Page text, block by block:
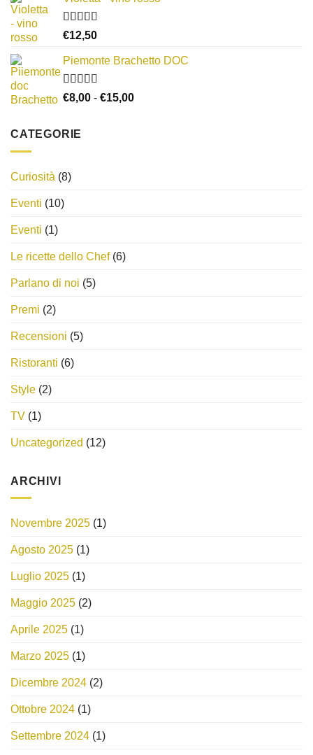
Valutato
su
5
€12,50
Piemonte Brachetto DOC
Valutato
4.33
€8,00 - €15,00Fascia
CATEGORIE
Curiosità (8)
Eventi (10)
Eventi (1)
Le ricette dello Chef(6)
Parlano di noi (5)
Premi (2)
Recensioni (5)
Ristoranti (6)
Style (2)
TV (1)
Uncategorized (12)
ARCHIVI
Novembre 2025 (1)
Agosto 2025 (1)
Luglio 2025 (1)
Maggio 2025 (2)
Aprile 2025 (1)
Marzo 2025 (1)
Dicembre 2024 (2)
Ottobre 2024 (1)
Settembre 2024 (1)